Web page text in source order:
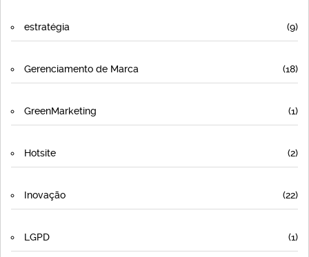
estratégia (9)
Gerenciamento de Marca (18)
GreenMarketing (1)
Hotsite (2)
Inovação (22)
LGPD (1)